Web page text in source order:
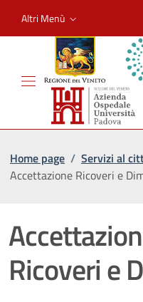
Altri Menù
Home page / Servizi al
Accettazione Ricoveri e
Ricoveri e